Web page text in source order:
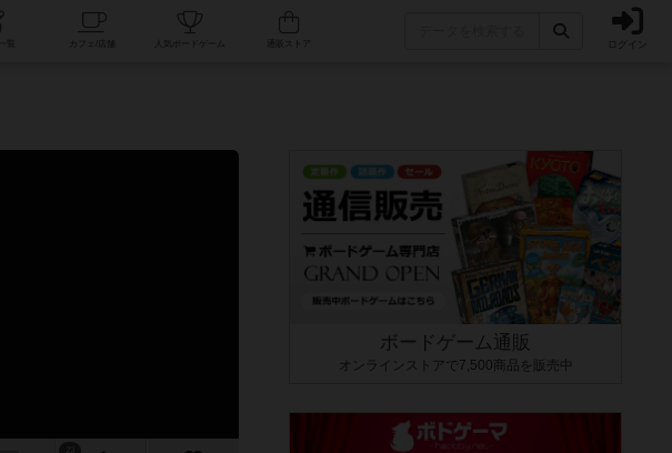
人気ボードゲーム ログイン
ボードゲーム通販
オンラインストアで7,500商品を販売中